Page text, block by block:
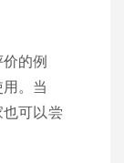
的例
。当
可以尝